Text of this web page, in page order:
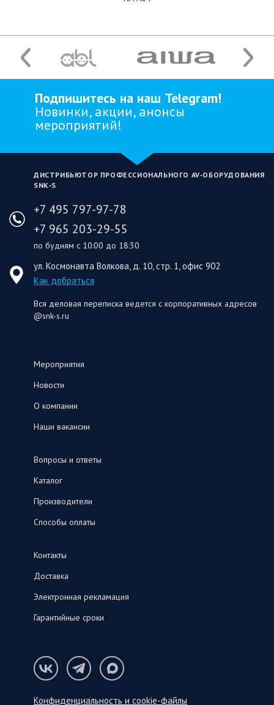
Подпишитесь на наш Telegram!
Новинки, акции, анонсы
мероприятий!
ДИСТРИБЬЮТОР ПРОФЕССИОНАЛЬНОГО AV‑ОБОРУДОВАНИЯ
SNK‑S
+7 495 797-97-78
+7 965 203-29-55
по будням с 10:00 до 18:30
ул. Космонавта Волкова, д. 10, стр. 1, офис 902
Как добраться
Вся деловая переписка ведется с корпоративных адресов
@snk-s.ru
Мероприятия
Новости
О компании
Наши вакансии
Вопросы и ответы
Каталог
Производители
Способы оплаты
Контакты
Доставка
Электронная рекламация
Гарантийные сроки
Конфиденциальность и cookie-файлы